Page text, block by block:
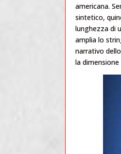
americana.
sintetico,
lunghezza di
amplia lo
narrativo
la dimensione